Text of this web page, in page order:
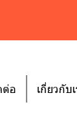
ต่อ เกี่ยวกับเ